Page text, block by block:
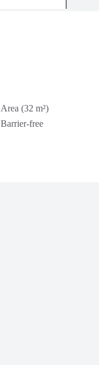
Area (32 m²)
Barrier-free